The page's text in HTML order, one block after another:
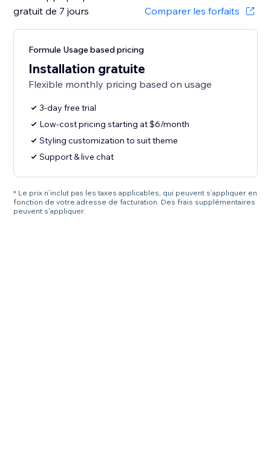
gratuit de 7 jours
Comparer les forfaits
Formule Usage based pricing
Installation gratuite
Flexible monthly pricing based on usage
3-day free trial
Low-cost pricing starting at $6/month
Styling customization to suit theme
Support & live chat
* Le prix n’inclut pas les taxes applicables, qui peuvent s’appliquer en
fonction de votre adresse de facturation. Des frais supplémentaires
peuvent s’appliquer.